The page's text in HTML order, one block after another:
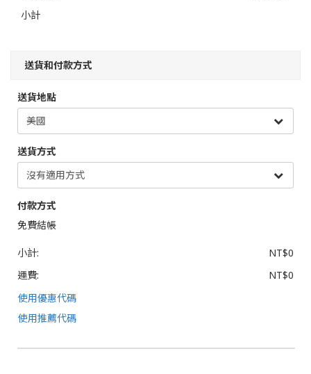
小計
送貨和付款方式
送貨地點
送貨方式
付款方式
免費結帳
小計:
NT$0
運費:
NT$0
使用優惠代碼
使用推薦代碼